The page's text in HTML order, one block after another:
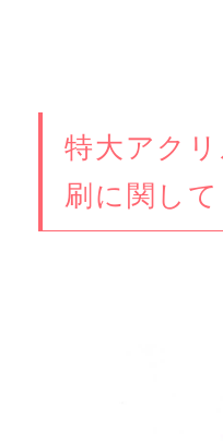
特大アク
刷に関して